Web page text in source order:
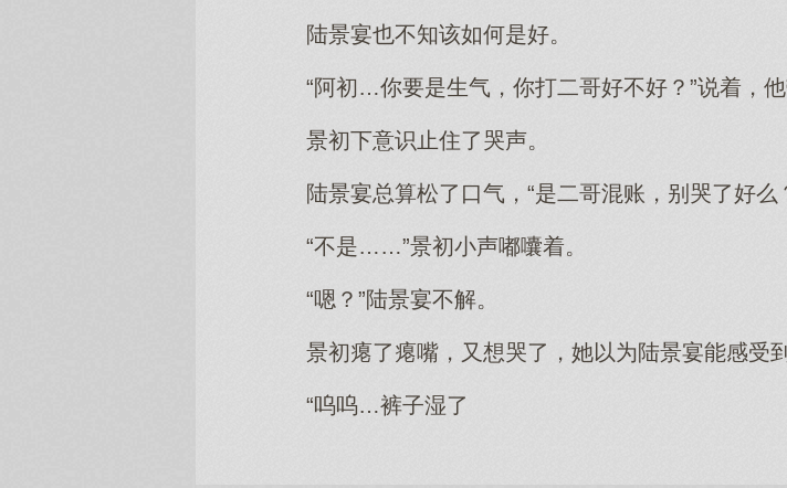
陆景宴也不知该如何是好。
“阿初…你要是生气，你打二哥好不好？”说着，
景初下意识止住了哭声。
陆景宴总算松了口气，“是二哥混账，别哭了好么
“不是……”景初小声嘟囔着。
“嗯？”陆景宴不解。
景初瘪了瘪嘴，又想哭了，她以为陆景宴能感受
“呜呜…裤子湿了